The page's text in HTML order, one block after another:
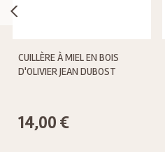
CUILLÈRE À MIEL EN BOIS
D'OLIVIER JEAN DUBOST
14,00 €